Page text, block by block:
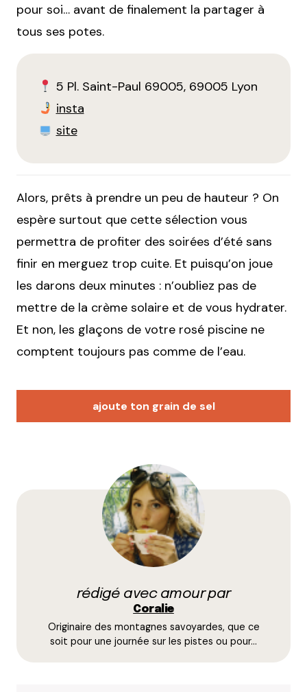
pour soi… avant de finalement la partager à
tous ses potes.
5 Pl. Saint-Paul 69005, 69005 Lyon
insta
site
Alors, prêts à prendre un peu de hauteur ? On
espère surtout que cette sélection vous
permettra de profiter des soirées d’été sans
finir en merguez trop cuite. Et puisqu’on joue
les darons deux minutes : n’oubliez pas de
mettre de la crème solaire et de vous hydrater.
Et non, les glaçons de votre rosé piscine ne
comptent toujours pas comme de l’eau.
ajoute ton grain de sel
Votre adresse e-mail ne sera pas publiée.
champs obligatoires sont indiqués avec
E-mail*
Prévenez-moi de tous les nouveaux commentaires
rédigé avec amour par
Coralie
Originaire des montagnes savoyardes, que ce
soit pour une journée sur les pistes ou pour…